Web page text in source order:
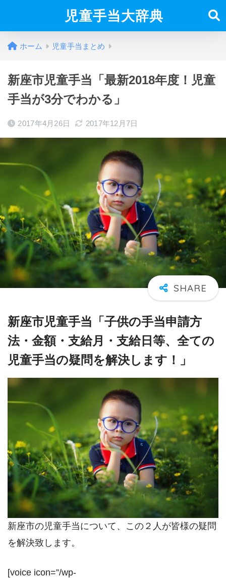
児童手当大辞典
ホーム 児童手当まとめ
新座市児童手当「最新2018年度！児童
手当が3分でわかる」
2017年4月26日 2017年12月7日
新座市児童手当「子供の手当申請方
法・金額・支給月・支給日等、全ての
児童手当の疑問を解決します！」
新座市の児童手当について、この２人が皆様の疑問
を解決致します。
[voice icon=”/wp-